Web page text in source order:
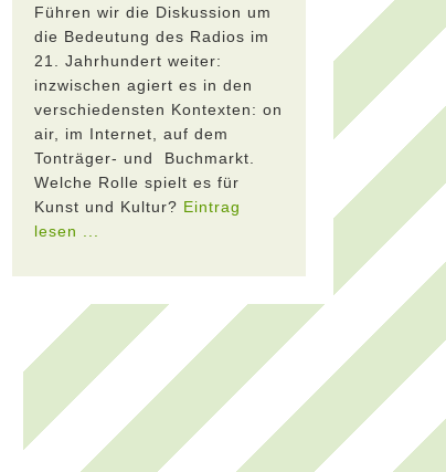
Führen wir die Diskussion um
die Bedeutung des Radios im
21. Jahrhundert weiter:
inzwischen agiert es in den
verschiedensten Kontexten: on
air, im Internet, auf dem
Tonträger- und Buchmarkt.
Welche Rolle spielt es für
Kunst und Kultur? Eintrag
lesen ...